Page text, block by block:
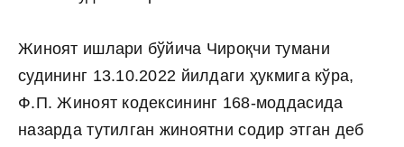
Жиноят ишлари бўйича Чироқчи тумани
судининг 13.10.2022 йилдаги ҳукмига кўра,
Ф.П. Жиноят кодексининг 168-моддасида
назарда тутилган жиноятни содир этган деб